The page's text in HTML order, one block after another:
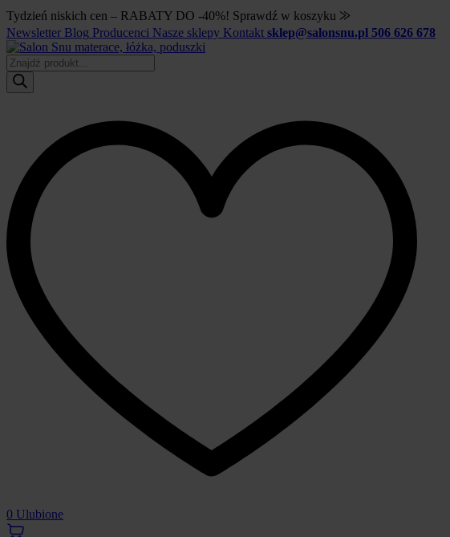
Tydzień niskich cen – RABATY DO -40%! Sprawdź w koszyku ⨠
Newsletter Blog Producenci Nasze sklepy Kontakt sklep@salonsnu.pl 506 626 678
Wyszukiwarka
produktów
0 Ulubione